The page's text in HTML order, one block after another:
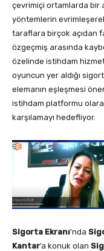
çevrimiçi ortamlarda bir
yöntemlerin
taraflara birçok açıdan
özgeçmiş arasında
özelinde istihdam
oyuncun yer aldığı
elemanın eşleşmesi
istihdam platformu
karşılamayı hedefliyor.
Sigorta Ekranı’nda
Kantar’a konuk olan